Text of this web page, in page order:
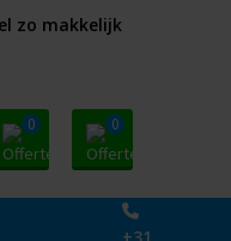
zo makkelijk
0 0